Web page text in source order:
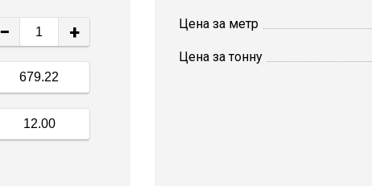
− + Цена за метр
Цена за тонну